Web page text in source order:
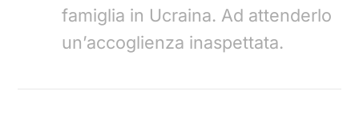
famiglia in Ucraina. Ad attenderlo
un’accoglienza inaspettata.